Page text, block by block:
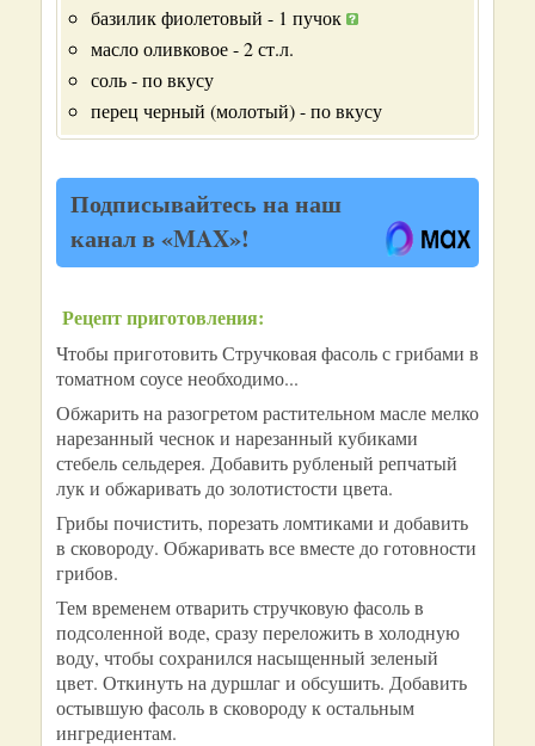
базилик фиолетовый - 1 пучок
масло оливковое - 2 ст.л.
соль - по вкусу
перец черный (молотый) - по вкусу
Подписывайтесь на наш
канал в «MAX»!
Рецепт приготовления:
Чтобы приготовить Стручковая фасоль с грибами в
томатном соусе необходимо...
Обжарить на разогретом растительном масле мелко
нарезанный чеснок и нарезанный кубиками
стебель сельдерея. Добавить рубленый репчатый
лук и обжаривать до золотистости цвета.
Грибы почистить, порезать ломтиками и добавить
в сковороду. Обжаривать все вместе до готовности
грибов.
Тем временем отварить стручковую фасоль в
подсоленной воде, сразу переложить в холодную
воду, чтобы сохранился насыщенный зеленый
цвет. Откинуть на дуршлаг и обсушить. Добавить
остывшую фасоль в сковороду к остальным
ингредиентам.